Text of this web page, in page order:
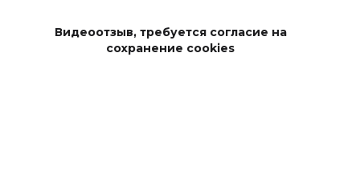
Видеоотзыв, требуется согласие на
сохранение cookies